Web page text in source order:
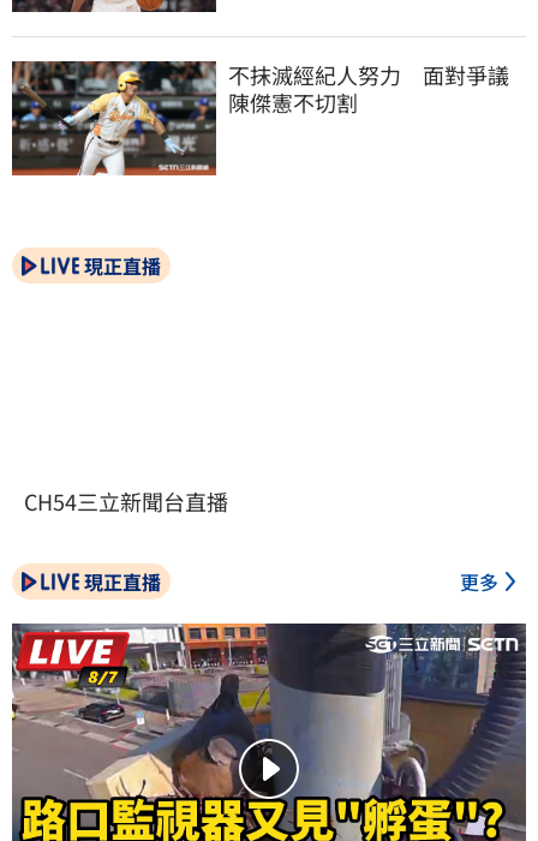
不抹滅經紀人努力　面對爭議
陳傑憲不切割
現正直播
CH54三立新聞台直播
現正直播 更多